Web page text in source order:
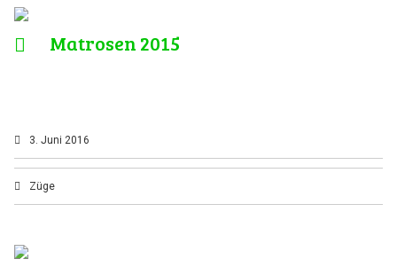
Matrosen 2015
3. Juni 2016
Züge